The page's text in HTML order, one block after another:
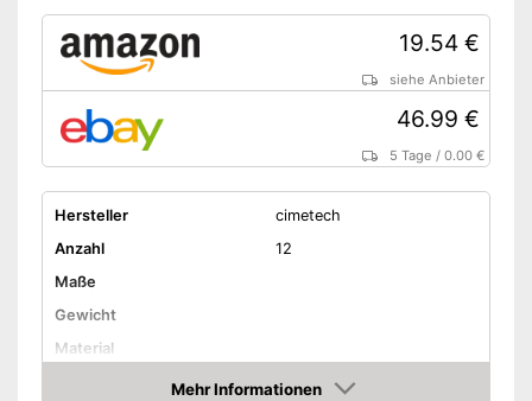
19.54 €
siehe Anbieter
46.99 €
5 Tage /0.00 €
Hersteller
cimetech
Anzahl
12
Maße
Gewicht
Material
Weiß
Mehr Informationen